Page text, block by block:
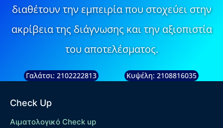
διαθέτουν την εμπειρία που στοχεύει στην
ακρίβεια της διάγνωσης και την αξιοπιστία
του αποτελέσματος.
Γαλάτσι: 2102222813 Κυψέλη: 2108816035
Check Up
Αιματολογικό Check up